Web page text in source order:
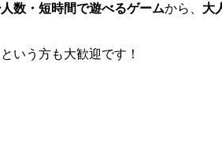
数・短時間で遊べるゲームから、 大
という方も大歓迎です！